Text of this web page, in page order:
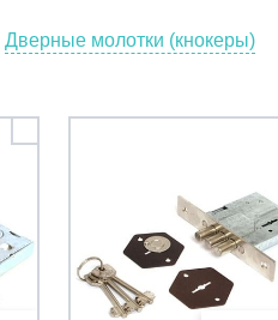
Дверные молотки (кнокеры)